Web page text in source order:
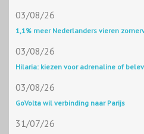
03/08/26
1,1% meer Nederlanders vieren
03/08/26
Hilaria: kiezen voor adrenaline of
03/08/26
GoVolta wil verbinding naar Parijs
31/07/26